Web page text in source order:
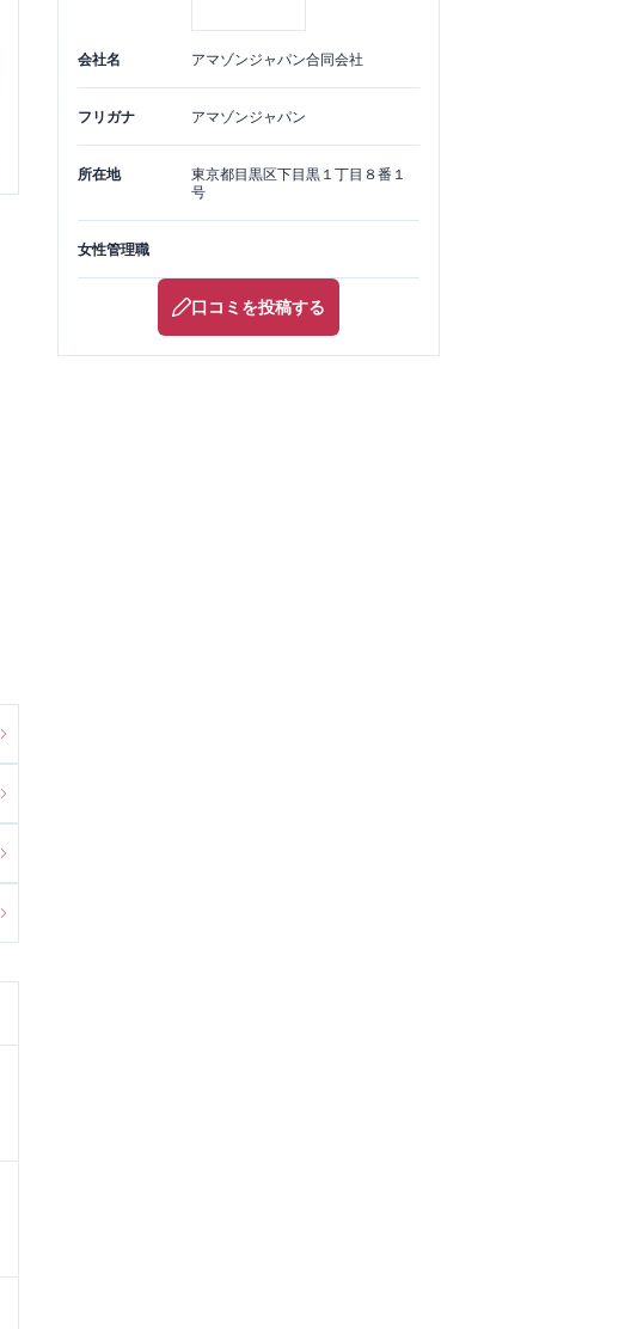
会社名 アマゾンジャパン合同会社
フリガナ アマゾンジャパン
所在地 東京都目黒区下目黒１丁目８番１
号
女性管理職
口コミを投稿する